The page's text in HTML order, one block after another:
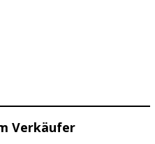
Verkäufer